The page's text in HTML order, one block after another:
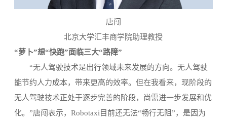
唐闯
北京大学汇丰商学院助理教授
“萝卜”想“快跑”面临三大“路障”
“无人驾驶技术是出行领域未来发展的方向。无人驾驶
能节约人力成本，带来更高的效率。但在我看来，现阶段的
无人驾驶技术正处于逐步完善的阶段，尚需进一步发展和优
化。”唐闯表示，Robotaxi目前还无法“畅行无阻”，是因为